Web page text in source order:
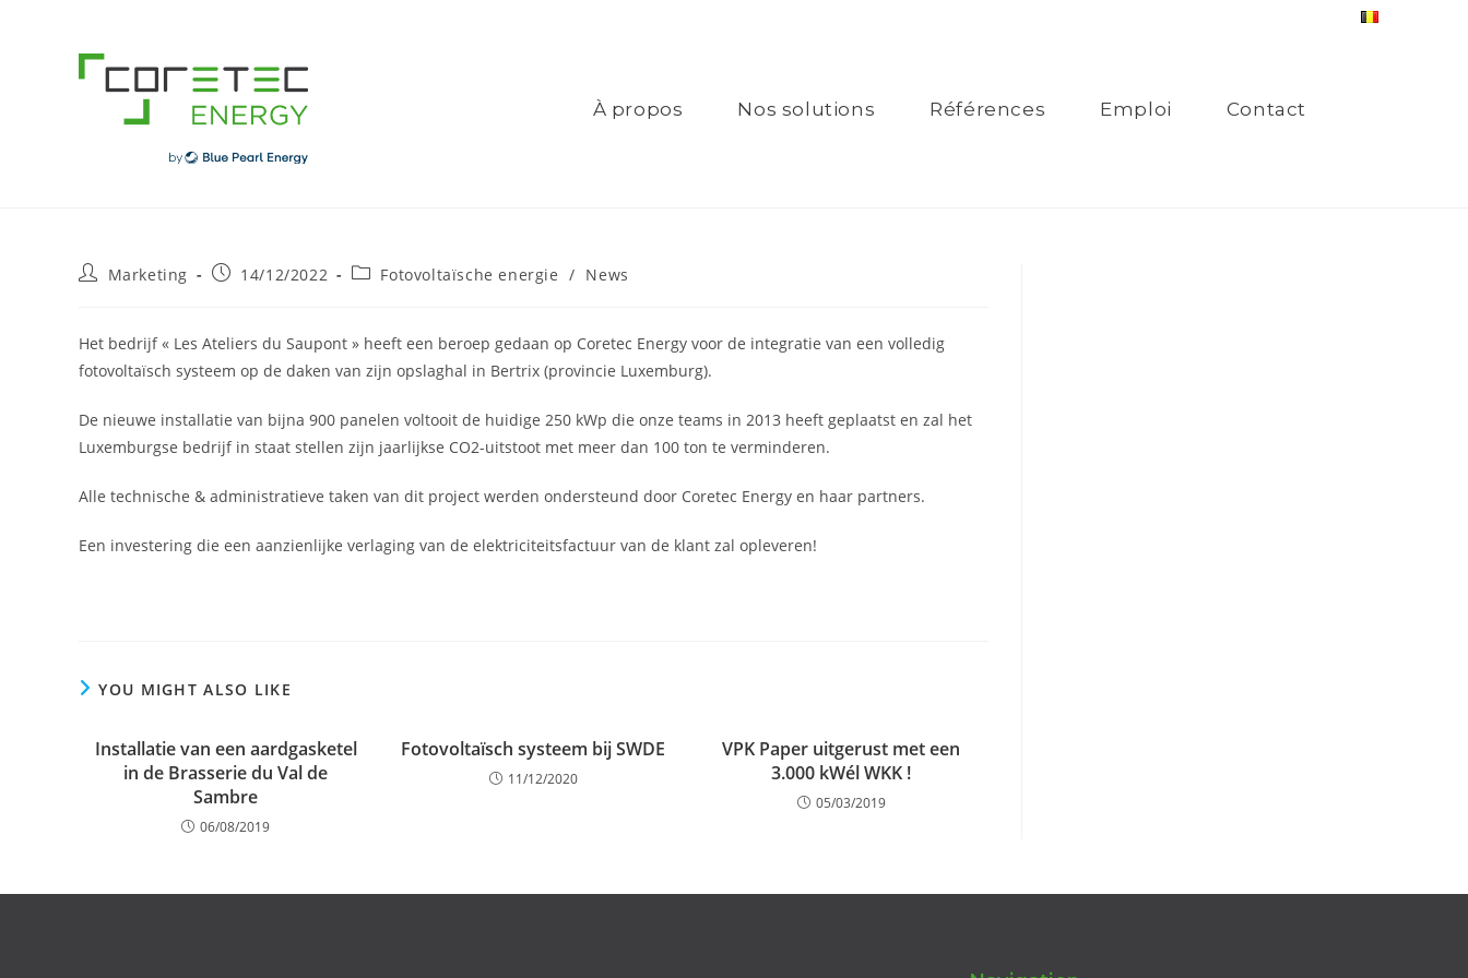
À propos Nos solutions Références Emploi Contact
PostMarketing
Post14/12/2022
PostFotovoltaïsche energie / News
Het bedrijf « Les Ateliers du Saupont » heeft een beroep gedaan op Coretec Energy voor de integratie van een volledig
fotovoltaïsch systeem op de daken van zijn opslaghal in Bertrix (provincie Luxemburg).
De nieuwe installatie van bijna 900 panelen voltooit de huidige 250 kWp die onze teams in 2013 heeft geplaatst en zal het
Luxemburgse bedrijf in staat stellen zijn jaarlijkse CO2-uitstoot met meer dan 100 ton te verminderen.
Alle technische & administratieve taken van dit project werden ondersteund door Coretec Energy en haar partners.
Een investering die een aanzienlijke verlaging van de elektriciteitsfactuur van de klant zal opleveren!
YOU MIGHT ALSO LIKE
Installatie van een aardgasketel
in de Brasserie du Val de
Sambre
06/08/2019
Fotovoltaïsch systeem bij SWDE
11/12/2020
VPK Paper uitgerust met een
3.000 kWél WKK !
05/03/2019